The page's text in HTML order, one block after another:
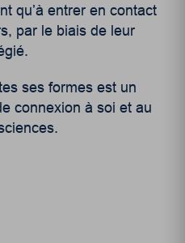
qu’à entrer en contact
par le biais de leur
ses formes est un
connexion à soi et au